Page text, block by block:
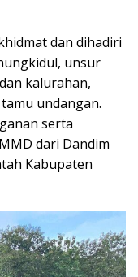
dan dihadiri
unsur
kalurahan,
undangan.
serta
dari Dandim
Kabupaten